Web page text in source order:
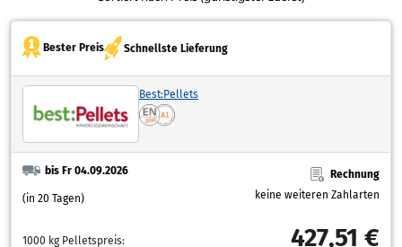
Bester Preis Schnellste Lieferung
Best:Pellets
bis Fr 04.09.2026
(in 20 Tagen)
Rechnung
keine weiteren Zahlarten
1000 kg Pelletspreis: 427,51 €